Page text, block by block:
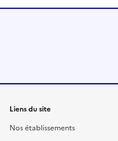
Liens du site
Nos établissements